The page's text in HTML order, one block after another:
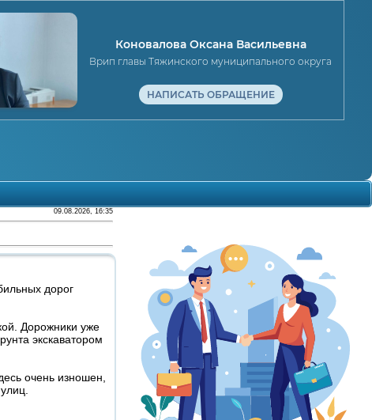
Коновалова Оксана Васильевна
Врип главы Тяжинского муниципального округа
НАПИСАТЬ ОБРАЩЕНИЕ
09.08.2026, 16:35
дорог
Дорожники уже
экскаватором
очень изношен,